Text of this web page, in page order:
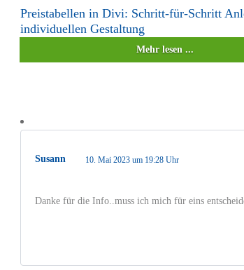
Preistabellen in Divi: Schritt-für-Schritt
individuellen Gestaltung
Mehr lesen ...
Susann 10. Mai 2023 um 19:28 Uhr
Danke für die Info..muss ich mich für eins